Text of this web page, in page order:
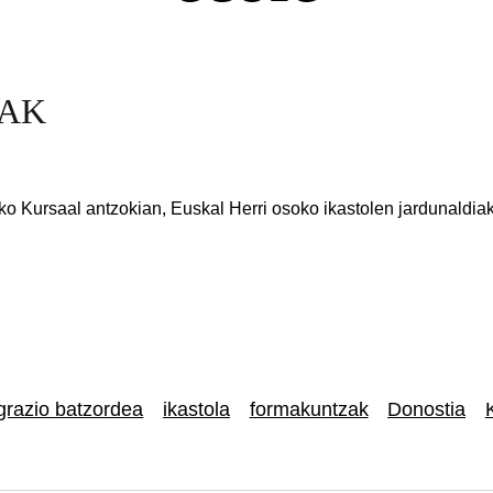
Kursaal antzokian, Euskal Herri osoko ikastolen
batzordea ikastola formakuntzak Donostia